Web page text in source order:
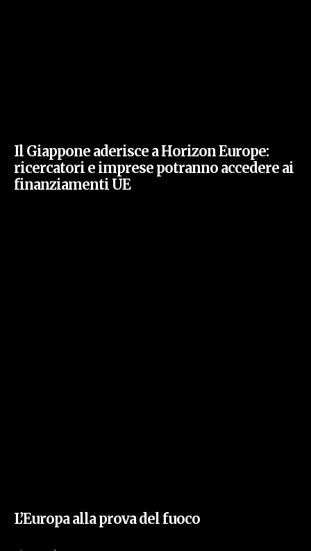
Il Giappone aderisce a Horizon Europe:
ricercatori e imprese potranno accedere ai
finanziamenti UE
L’Europa alla prova del fuoco